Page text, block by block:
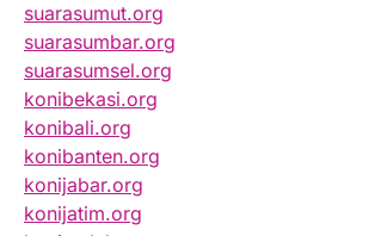
suarasumut.org
suarasumbar.org
suarasumsel.org
konibekasi.org
konibali.org
konibanten.org
konijabar.org
konijatim.org